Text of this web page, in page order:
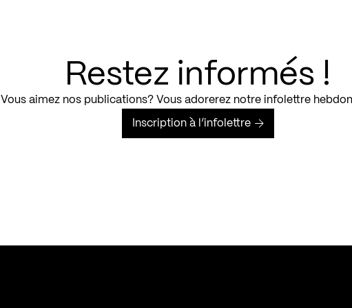
Restez informés !
Vous aimez nos publications? Vous adorerez notre infolettre
Inscription à l’infolettre